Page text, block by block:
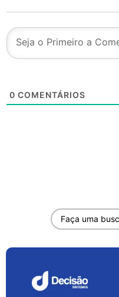
0 COMENTÁRIOS